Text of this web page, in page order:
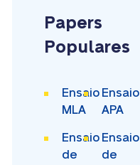
Papers
Populares
Ensaio
MLA
Ensaio
APA
Ensaio
de
Ensaio
de